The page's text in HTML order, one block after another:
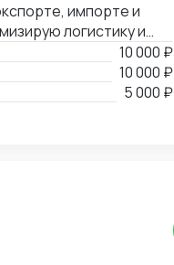
импорте и
логистику и
10 000 ₽
10 000 ₽
5 000 ₽